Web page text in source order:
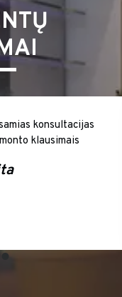
konsultacijas
klausimais